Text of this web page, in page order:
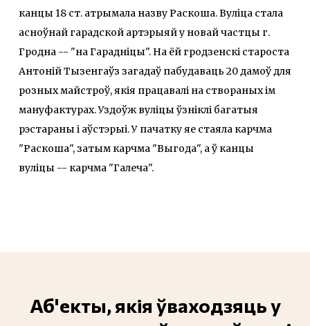
канцы 18 ст. атрымала назву Раскоша. Вуліца стала
асноўнай гарадской артэрыяй у новай частцы г.
Гродна -- "на Гарадніцы". На ёй гродзенскі староста
Антоній Тызенгаўз загадаў пабудаваць 20 дамоў для
розных майстроў, якія працавалі на створаных ім
мануфактурах. Уздоўж вуліцы ўзніклі багатыя
рэстараны і аўстэрыі. У пачатку яе стаяла карчма
"Раскоша", затым карчма "Выгода", а ў канцы
вуліцы -- карчма "Галеча".
Аб'екты, якія ўваходзяць у